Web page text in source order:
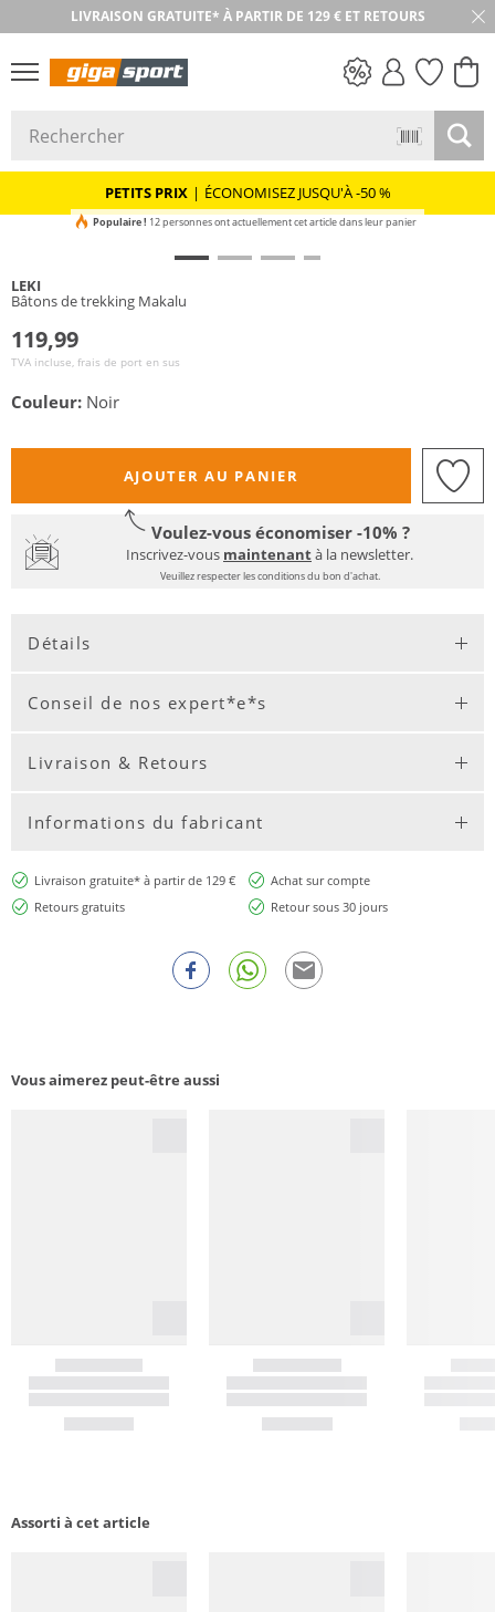
LIVRAISON GRATUITE* À PARTIR DE 129 € ET RETOURS
RETOUR SOUS 30 JOURS
PETITS PRIX | ÉCONOMISEZ JUSQU'À -50 %
Populaire ! 12 personnes ont actuellement cet article dans leur panier
LEKI
Bâtons de trekking Makalu
119,99
TVA incluse, frais de port en sus
Couleur: Noir
AJOUTER AU PANIER
Voulez-vous économiser -10% ?
Inscrivez-vous maintenantà la newsletter.
Veuillez respecter les conditions du bon d'achat.
Détails
Conseil de nos expert*e*s
Livraison & Retours
Informations du fabricant
Livraison gratuite* à partir de 129 €
Achat sur compte
Retours gratuits
Retour sous 30 jours
Vous aimerez peut-être aussi
Assorti à cet article